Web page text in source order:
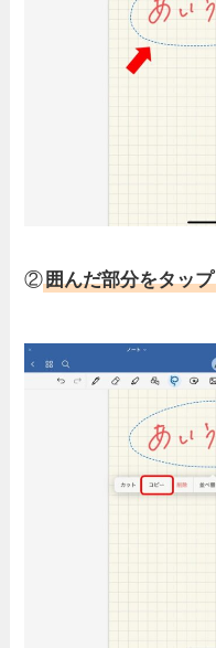
②囲んだ部分をタップ